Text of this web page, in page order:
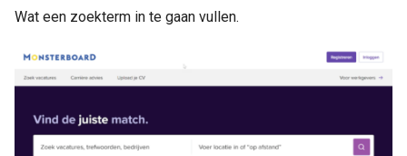
Wat een zoekterm in te gaan vullen.